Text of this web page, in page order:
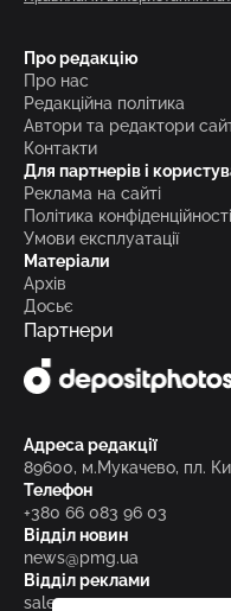
Про редакцію
Про нас
Редакційна політика
Автори та редактори
Контакти
Для партнерів і
Реклама на сайті
Політика конфіденційності
Умови експлуатації
Матеріали
Архів
Досьє
Партнери
Адреса редакції
89600, м.Мукачево, пл.
Телефон
+380 66 083 96 03
Відділ новин
news@pmg.ua
Відділ реклами
sales@pmg.ua